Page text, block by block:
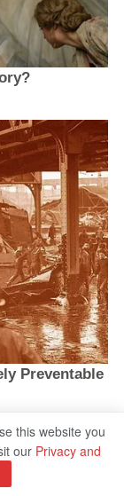
this website you
our Privacy and